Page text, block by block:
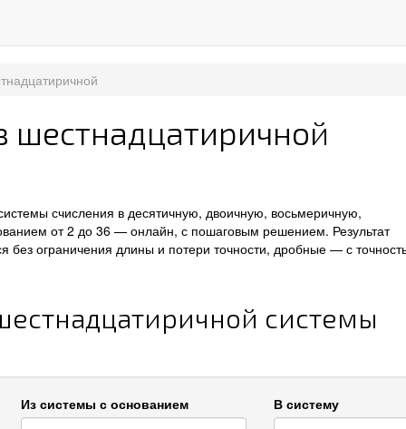
шестнадцатиричной
счисления в десятичную, двоичную, восьмеричную,
от 2 до 36 — онлайн, с пошаговым решением. Результат
без ограничения длины и потери точности, дробные — с
системы
Из системы с основанием В систему